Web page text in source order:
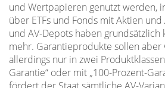
und Wertpapieren genutzt werden,
über ETFs und Fonds mit Aktien
und AV-Depots haben
mehr. Garantieprodukte sollen
allerdings nur in zwei
Garantie“ oder mit „100-Prozent-